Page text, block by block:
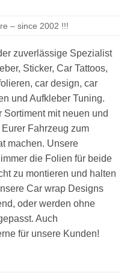
– since 2002 !!!
zuverlässige Spezialist
Sticker, Car Tattoos,
car design, car
und Aufkleber Tuning.
mit neuen und
Fahrzeug zum
machen. Unsere
die Folien für beide
zu montieren und halten
Car wrap Designs
oder werden ohne
Auch
für unsere Kunden!